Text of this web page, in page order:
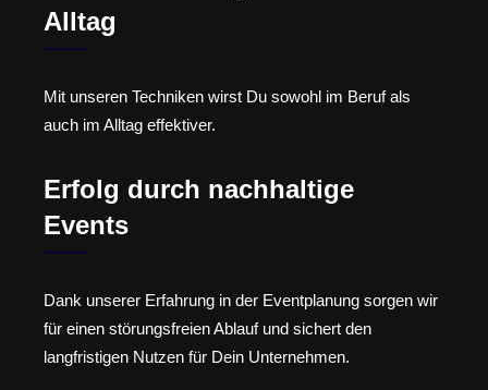
Alltag
Mit unseren Techniken wirst Du sowohl im Beruf als
auch im Alltag effektiver.
Erfolg durch nachhaltige
Events
Dank unserer Erfahrung in der Eventplanung sorgen wir
für einen störungsfreien Ablauf und sichert den
langfristigen Nutzen für Dein Unternehmen.